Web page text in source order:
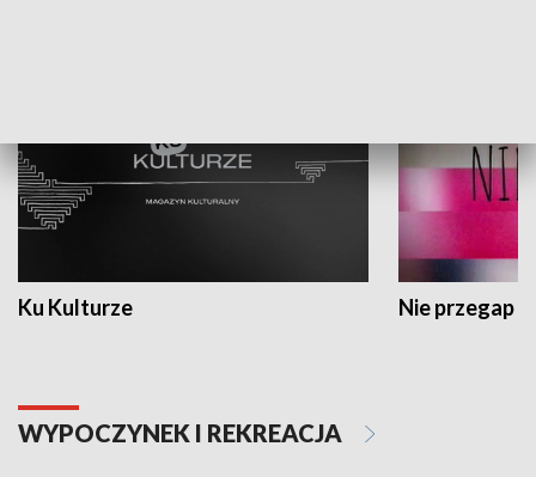
Ku Kulturze Nie przegap
WYPOCZYNEK I REKREACJA